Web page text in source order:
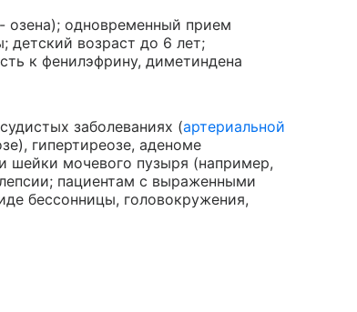
озена); одновременный прием
детский возраст до 6 лет;
к фенилэфрину, диметиндена
заболеваниях (артериальной
гипертиреозе, аденоме
шейки мочевого пузыря (например,
пациентам с выраженными
бессонницы, головокружения,